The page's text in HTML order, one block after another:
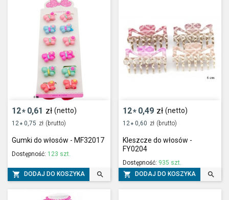
12* 0,61 zł (netto)
12 * 0,75 zł (brutto)
Gumki do włosów - MF32017
Dostępność: 123 szt.
 DODAJ DO KOSZYKA 
12* 0,49 zł (netto)
12 * 0,60 zł (brutto)
Kleszcze do włosów -
FY0204
Dostępność: 935 szt.
 DODAJ DO KOSZYKA 